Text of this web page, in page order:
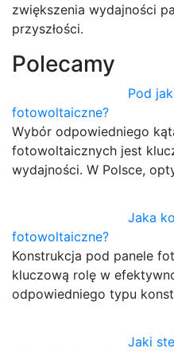
zwiększenia wydajności
przyszłości.
Polecamy
Pod
fotowoltaiczne?
Wybór odpowiedniego
fotowoltaicznych jest
wydajności. W Polsce,
Jaka
fotowoltaiczne?
Konstrukcja pod panele
kluczową rolę w
odpowiedniego typu
Jaki